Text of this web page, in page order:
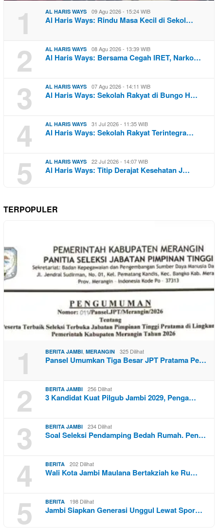
1 AL HARIS WAYS 09 Agu 2026 - 15:24 WIB
Al Haris Ways: Rindu Masa Kecil di Sekol…
2 AL HARIS WAYS 08 Agu 2026 - 13:39 WIB
Al Haris Ways: Bersama Cegah IRET, Narko…
3 AL HARIS WAYS 07 Agu 2026 - 14:11 WIB
Al Haris Ways: Sekolah Rakyat di Bungo H…
4 AL HARIS WAYS 31 Jul 2026 - 11:35 WIB
Al Haris Ways: Sekolah Rakyat Terintegra…
5 AL HARIS WAYS 22 Jul 2026 - 14:07 WIB
Al Haris Ways: Titip Derajat Kesehatan J…
TERPOPULER
1 BERITA JAMBI, MERANGIN 325 Dilihat
Pansel Umumkan Tiga Besar JPT Pratama Pe…
2 BERITA JAMBI 256 Dilihat
3 Kandidat Kuat Pilgub Jambi 2029, Penga…
3 BERITA JAMBI 234 Dilihat
Soal Seleksi Pendamping Bedah Rumah. Pen…
4 BERITA 202 Dilihat
Wali Kota Jambi Maulana Bertakziah ke Ru…
5 BERITA 198 Dilihat
Jambi Siapkan Generasi Unggul Lewat Spor…